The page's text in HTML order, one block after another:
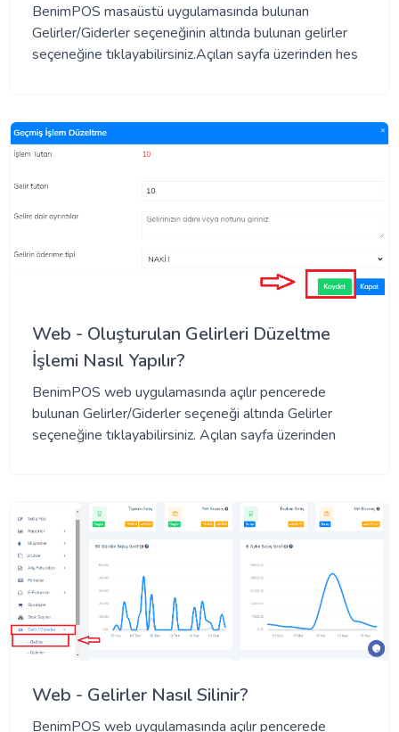
BenimPOS masaüstü uygulamasında bulunan
Gelirler/Giderler seçeneğinin altında bulunan gelirler
seçeneğine tıklayabilirsiniz.Açılan sayfa üzerinden hes
Web - Oluşturulan Gelirleri Düzeltme
İşlemi Nasıl Yapılır?
BenimPOS web uygulamasında açılır pencerede
bulunan Gelirler/Giderler seçeneği altında Gelirler
seçeneğine tıklayabilirsiniz. Açılan sayfa üzerinden
Web - Gelirler Nasıl Silinir?
BenimPOS web uygulamasında açılır pencerede